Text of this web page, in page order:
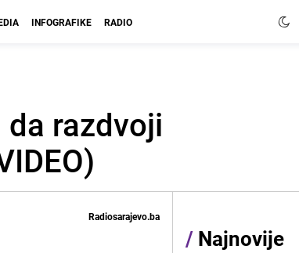
INFOGRAFIKE RADIO
da razdvoji
Radiosarajevo.ba
/ Najnovije